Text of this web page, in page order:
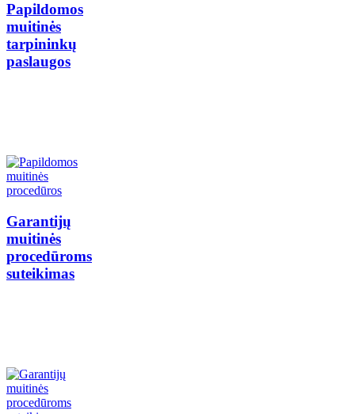
Papildomos
muitinės
tarpininkų
paslaugos
Garantijų
muitinės
procedūroms
suteikimas